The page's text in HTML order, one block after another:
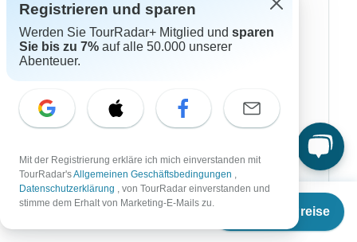
Ab€874
Termine & Preise
Südafrika
China
Israel
Neuseeland
Philippinen
Registrieren und sparen
Werden Sie TourRadar+ Mitglied und sparen
Sie bis zu 7% auf alle 50.000 unserer
Abenteuer.
Mit der Registrierung erkläre ich mich einverstanden mit
TourRadar'sAllgemeinen Geschäftsbedingungen ,
Datenschutzerklärung , von TourRadar einverstanden und
stimme dem Erhalt von Marketing-E-Mails zu.